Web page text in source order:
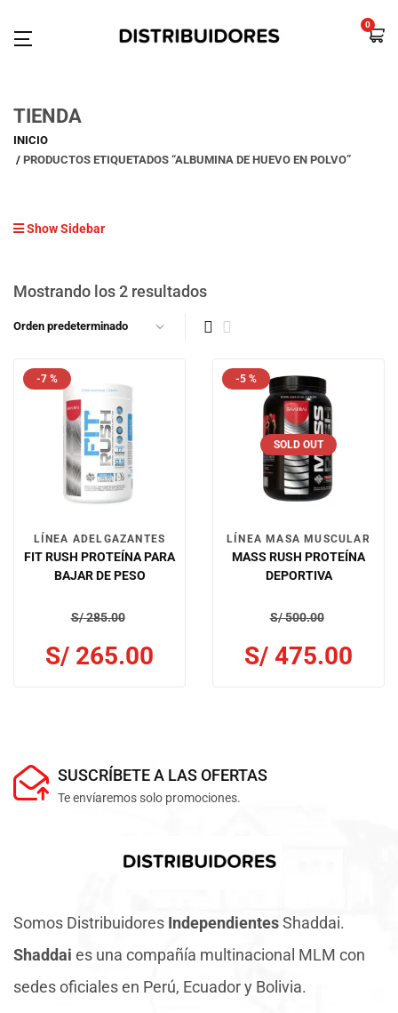
0
TIENDA
INICIO
PRODUCTOS ETIQUETADOS “ALBUMINA DE HUEVO EN POLVO”
Show Sidebar
Mostrando los 2 resultados
-7 %
LÍNEA ADELGAZANTES
FIT RUSH PROTEÍNA PARA
BAJAR DE PESO
S/285.00
S/ 265.00
SOLD OUT
-5 %
LÍNEA MASA MUSCULAR
MASS RUSH PROTEÍNA
DEPORTIVA
S/500.00
S/ 475.00
SUSCRÍBETE A LAS OFERTAS
Te envíaremos solo promociones.
Somos Distribuidores IndependientesShaddai.
Shaddai es una compañía multinacional MLM con
sedes oficiales en Perú, Ecuador y Bolivia.